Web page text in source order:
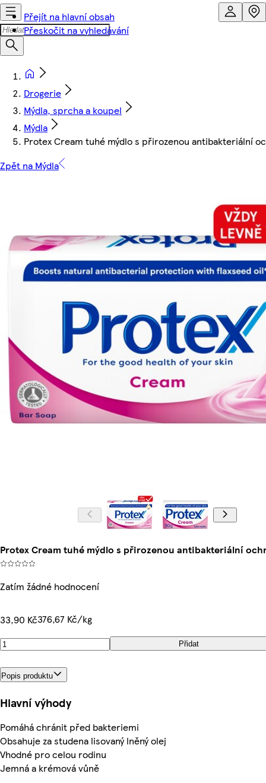
Přejít na hlavní obsah
Přeskočit na vyhledávání
Drogerie
Mýdla, sprcha a koupel
Mýdla
Protex Cream tuhé mýdlo s přirozenou antibakteriální
Zpět na Mýdla
Protex Cream tuhé mýdlo s přirozenou antibakteriální
Zatím žádné hodnocení
33,90 Kč376,67 Kč/kg
Přidat
Popis produktu
Hlavní výhody
Pomáhá chránit před bakteriemi
Obsahuje za studena lisovaný lněný olej
Vhodné pro celou rodinu
Jemná a krémová vůně